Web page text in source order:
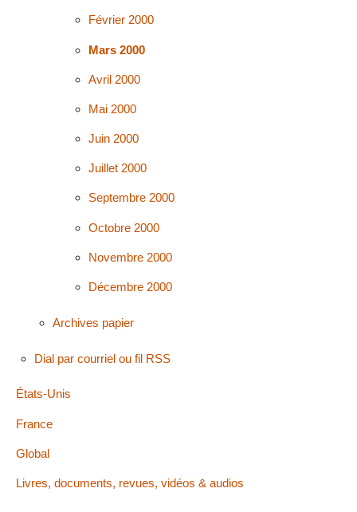
Février 2000
Mars 2000
Avril 2000
Mai 2000
Juin 2000
Juillet 2000
Septembre 2000
Octobre 2000
Novembre 2000
Décembre 2000
Archives papier
Dial par courriel ou fil RSS
États-Unis
France
Global
Livres, documents, revues, vidéos & audios